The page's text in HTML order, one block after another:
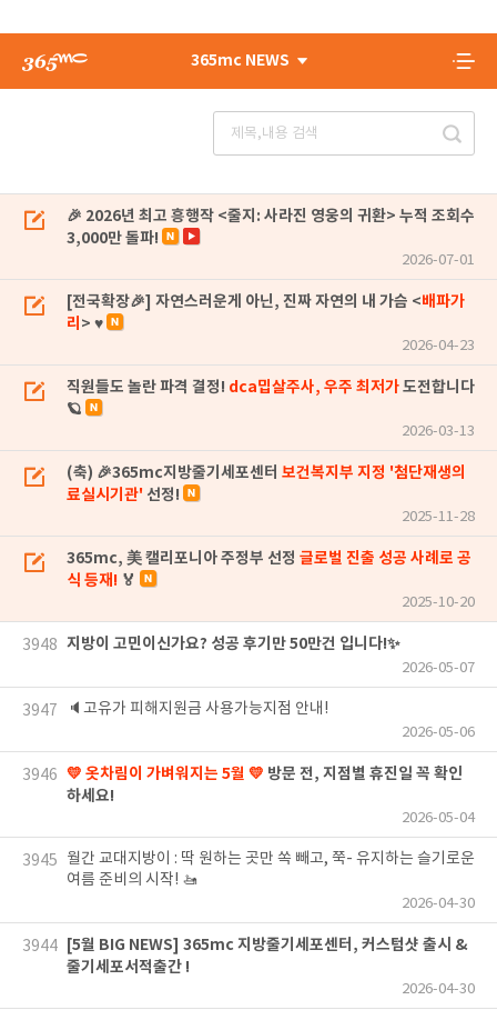
365mc NEWS
🎉 2026년 최고 흥행작 <줄지: 사라진 영웅의 귀환> 누적 조회수
3,000만 돌파!
2026-07-01
[전국확장🎉] 자연스러운게 아닌, 진짜 자연의 내 가슴 <배파가
리 > ♥
2026-04-23
직원들도 놀란 파격 결정! dca밉살주사, 우주 최저가도전합니다
🪐
2026-03-13
(축) 🎉365mc지방줄기세포센터 보건복지부 지정 '첨단재생의
료실시기관' 선정!
2025-11-28
365mc, 美 캘리포니아 주정부 선정 글로벌 진출 성공 사례로 공
식 등재! 🏅
2025-10-20
3948 지방이 고민이신가요? 성공 후기만 50만건 입니다!✨
2026-05-07
3947 🔈고유가 피해지원금 사용가능지점 안내!
2026-05-06
3946 💛 옷차림이 가벼워지는 5월 💛 방문 전, 지점별 휴진일 꼭 확인
하세요!
2026-05-04
3945
월간 교대지방이 : 딱 원하는 곳만 쏙 빼고, 쭉- 유지하는 슬기로운
여름 준비의 시작! 🚤
2026-04-30
3944
[5월 BIG NEWS] 365mc 지방줄기세포센터, 커스텀샷 출시 &
줄기세포서적출간 !
2026-04-30